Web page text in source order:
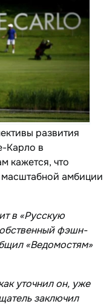
развития
Карло в
кажется, что
масштабной амбиции
в «Русскую
фэшн-
«Ведомостям»
уточнил он, уже
заключил